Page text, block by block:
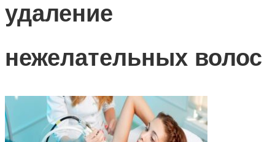
удаление
нежелательных волос